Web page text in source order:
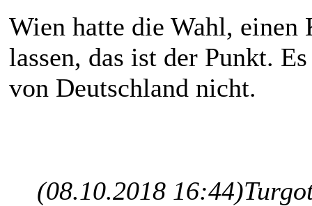
Wien hatte die Wahl, einen
lassen, das ist der Punkt.
von Deutschland nicht.
(08.10.2018 16:44)